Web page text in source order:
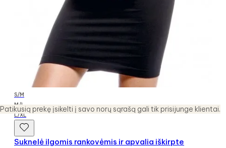
Patikusią prekę įsikelti į savo norų sąrašą gali tik prisijunge klientai.
S/M
M/L
L/XL
Suknelė ilgomis rankovėmis ir apvalia iškirpte